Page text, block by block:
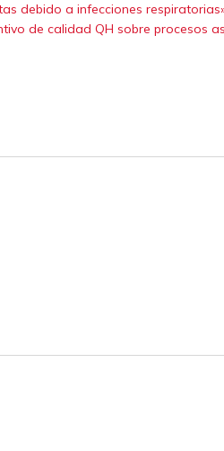
debido a infecciones
de calidad QH sobre procesos